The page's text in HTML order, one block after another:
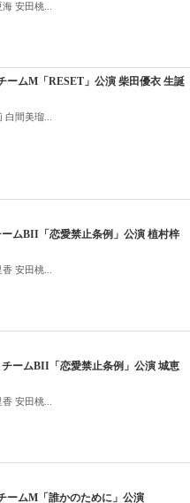
安田桃...
ームM「RESET」公演 柴田優衣 生誕
間美瑠...
ームBII「恋愛禁止条例」公演 植村梓
安田桃...
チームBII「恋愛禁止条例」公演 城恵
安田桃...
ームM「誰かのために」公演